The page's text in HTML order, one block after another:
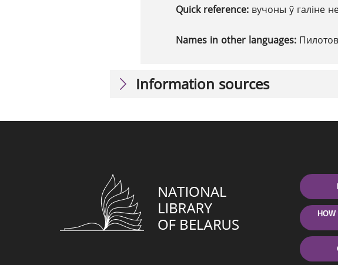
Quick reference: вучоны ў галіне
Names in other languages:
Information sources
HOW